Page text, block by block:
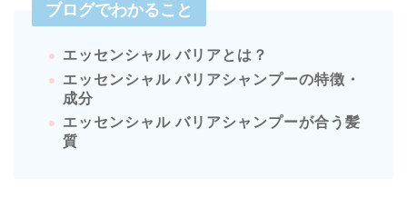
ブログでわかること
エッセンシャル バリアとは？
エッセンシャル バリアシャンプーの特徴・
成分
エッセンシャル バリアシャンプーが合う髪
質